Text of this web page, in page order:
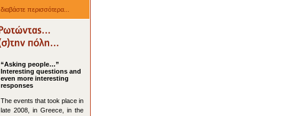
διαβάστε περισσότερα...
“Asking people…”
Interesting questions and
even more interesting
responses
The events that took place in
late 2008, in Greece, in the